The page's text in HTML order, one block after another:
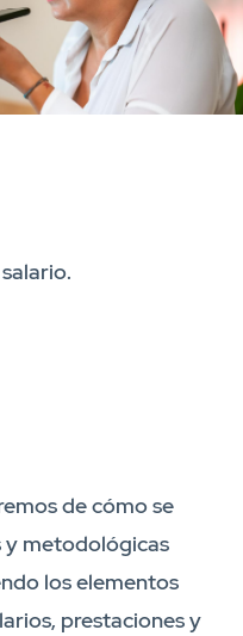
de cómo se
y metodológicas
los elementos
prestaciones y